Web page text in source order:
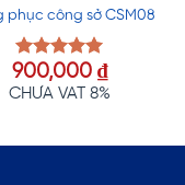
phục công sở CSM08
Được xếp
hạng5.00
900,000 ₫
CHƯA VAT 8%